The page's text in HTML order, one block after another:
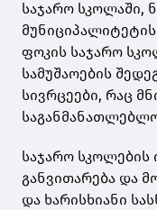
საჯარო სკოლაში,
ფოკის საჯარო
სამუშაოების
სივრცეები, რაც
საჯარო
განვითარება და
და ხარისხიანი